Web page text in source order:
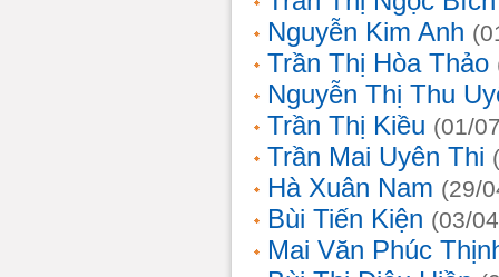
Nguyễn Kim Anh
Trần Thị Hòa Thảo
Nguyễn Thị Thu
Trần Thị Kiều (01/
Trần Mai Uyên Thi
Hà Xuân Nam (29/
Bùi Tiến Kiện (03/
Mai Văn Phúc